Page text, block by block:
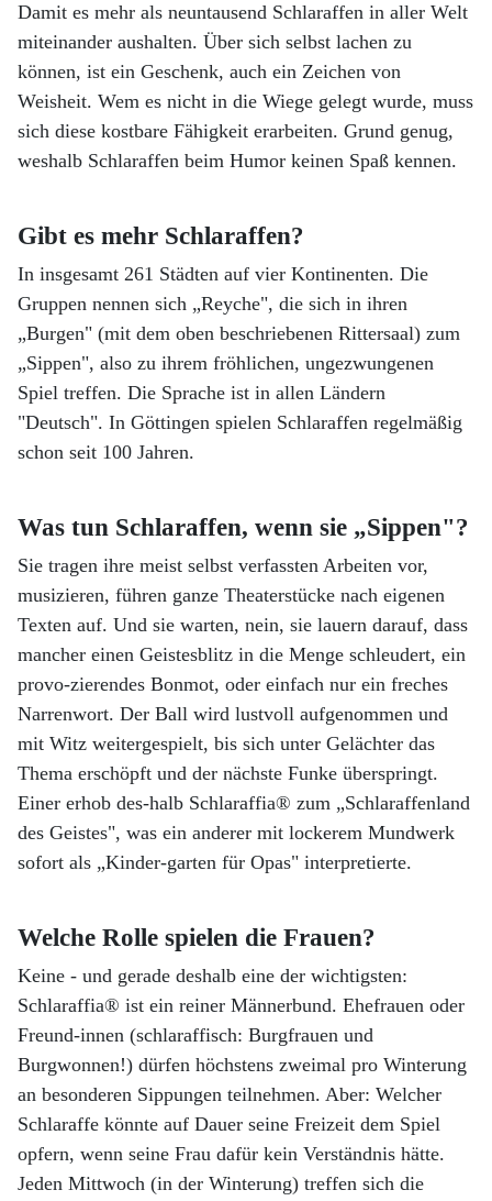
Damit es mehr als neuntausend Schlaraffen in aller Welt
miteinander aushalten. Über sich selbst lachen zu
können, ist ein Geschenk, auch ein Zeichen von
Weisheit. Wem es nicht in die Wiege gelegt wurde, muss
sich diese kostbare Fähigkeit erarbeiten. Grund genug,
weshalb Schlaraffen beim Humor keinen Spaß kennen.
Gibt es mehr Schlaraffen?
In insgesamt 261 Städten auf vier Kontinenten. Die
Gruppen nennen sich „Reyche", die sich in ihren
„Burgen" (mit dem oben beschriebenen Rittersaal) zum
„Sippen", also zu ihrem fröhlichen, ungezwungenen
Spiel treffen. Die Sprache ist in allen Ländern
"Deutsch". In Göttingen spielen Schlaraffen regelmäßig
schon seit 100 Jahren.
Was tun Schlaraffen, wenn sie „Sippen"?
Sie tragen ihre meist selbst verfassten Arbeiten vor,
musizieren, führen ganze Theaterstücke nach eigenen
Texten auf. Und sie warten, nein, sie lauern darauf, dass
mancher einen Geistesblitz in die Menge schleudert, ein
provo-zierendes Bonmot, oder einfach nur ein freches
Narrenwort. Der Ball wird lustvoll aufgenommen und
mit Witz weitergespielt, bis sich unter Gelächter das
Thema erschöpft und der nächste Funke überspringt.
Einer erhob des-halb Schlaraffia® zum „Schlaraffenland
des Geistes", was ein anderer mit lockerem Mundwerk
sofort als „Kinder-garten für Opas" interpretierte.
Welche Rolle spielen die Frauen?
Keine - und gerade deshalb eine der wichtigsten:
Schlaraffia® ist ein reiner Männerbund. Ehefrauen oder
Freund-innen (schlaraffisch: Burgfrauen und
Burgwonnen!) dürfen höchstens zweimal pro Winterung
an besonderen Sippungen teilnehmen. Aber: Welcher
Schlaraffe könnte auf Dauer seine Freizeit dem Spiel
opfern, wenn seine Frau dafür kein Verständnis hätte.
Jeden Mittwoch (in der Winterung) treffen sich die